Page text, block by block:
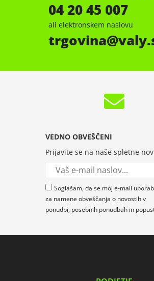
04 20 45 007
ali elektronskem naslovu
trgovina
VEDNO OBVEŠČENI
Prijavite se na naše spletne
Soglašam, da se moj e-mail
za namene obveščanja o novostih v
ponudbi, posebnih ponudbah in